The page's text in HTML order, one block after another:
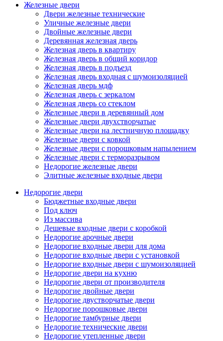
Железные двери
Двери железные технические
Уличные железные двери
Двойные железные двери
Деревянная железная дверь
Железная дверь в квартиру
Железная дверь в общий коридор
Железная дверь в подъезд
Железная дверь входная с шумоизоляцией
Железная дверь мдф
Железная дверь с зеркалом
Железная дверь со стеклом
Железные двери в деревянный дом
Железные двери двухстворчатые
Железные двери на лестничную площадку
Железные двери с ковкой
Железные двери с порошковым напылением
Железные двери с терморазрывом
Недорогие железные двери
Элитные железные входные двери
Недорогие двери
Бюджетные входные двери
Под ключ
Из массива
Дешевые входные двери с коробкой
Недорогие арочные двери
Недорогие входные двери для дома
Недорогие входные двери с установкой
Недорогие входные двери с шумоизоляцией
Недорогие двери на кухню
Недорогие двери от производителя
Недорогие двойные двери
Недорогие двустворчатые двери
Недорогие порошковые двери
Недорогие тамбурные двери
Недорогие технические двери
Недорогие утепленные двери